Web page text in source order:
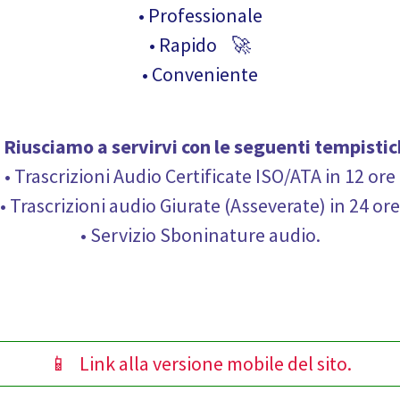
• Professionale
• Rapido 🚀
• Conveniente
a servirvi con le seguenti
• Trascrizioni Audio Certificate ISO/ATA in 12 ore
• Trascrizioni audio Giurate (Asseverate) in 24 ore
• Servizio Sboninature audio.
📱 Link alla versione mobile del sito.